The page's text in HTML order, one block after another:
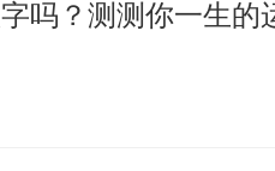
的帮助，这不是丢
吗？测测你一生的